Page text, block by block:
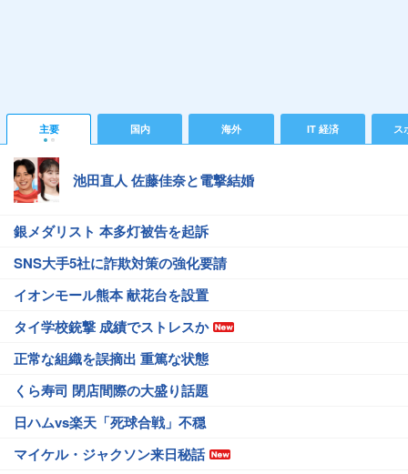
主要 国内 海外 IT 経済 ス
池田直人 佐藤佳奈と電撃結婚
銀メダリスト 本多灯被告を起訴
SNS大手5社に詐欺対策の強化要請
イオンモール熊本 献花台を設置
タイ学校銃撃 成績でストレスか
正常な組織を誤摘出 重篤な状態
くら寿司 閉店間際の大盛り話題
日ハムvs楽天「死球合戦」不穏
マイケル・ジャクソン来日秘話